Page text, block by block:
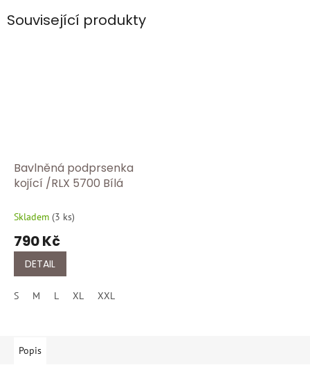
Související produkty
Bavlněná podprsenka
kojící /RLX 5700 Bílá
Skladem (3 ks)
790 Kč
DETAIL
S M L XL XXL
Popis